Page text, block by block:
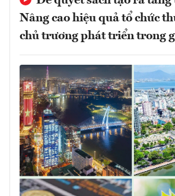
Nâng cao hiệu quả tổ chức
chủ trương phát triển trong